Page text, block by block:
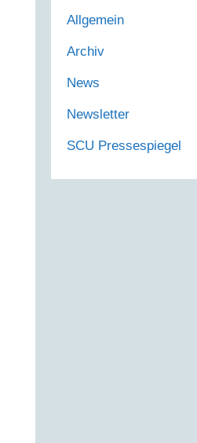
Allgemein
Archiv
News
Newsletter
SCU Pressespiegel